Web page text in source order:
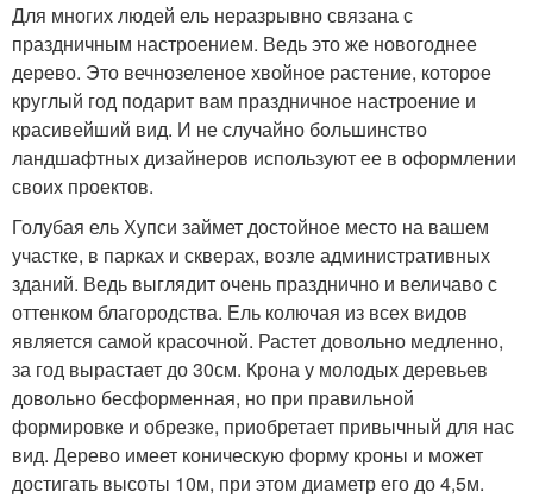
Для многих людей ель неразрывно связана с
праздничным настроением. Ведь это же новогоднее
дерево. Это вечнозеленое хвойное растение, которое
круглый год подарит вам праздничное настроение и
красивейший вид. И не случайно большинство
ландшафтных дизайнеров используют ее в оформлении
своих проектов.
Голубая ель Хупси займет достойное место на вашем
участке, в парках и скверах, возле административных
зданий. Ведь выглядит очень празднично и величаво с
оттенком благородства. Ель колючая из всех видов
является самой красочной. Растет довольно медленно,
за год вырастает до 30см. Крона у молодых деревьев
довольно бесформенная, но при правильной
формировке и обрезке, приобретает привычный для нас
вид. Дерево имеет коническую форму кроны и может
достигать высоты 10м, при этом диаметр его до 4,5м.